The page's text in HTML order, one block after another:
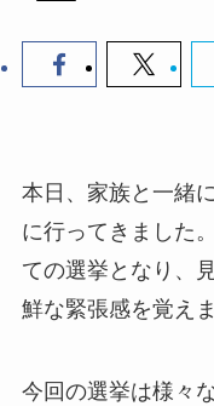
本日、家族と一緒
に行ってきました
ての選挙となり、
鮮な緊張感を覚えま
今回の選挙は様々